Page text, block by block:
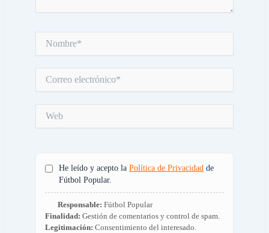
electrónico*
He leído y acepto laPolítica de Privacidad de
Fútbol Popular.
Responsable: Fútbol Popular
Finalidad: Gestión de comentarios y control de spam.
Legitimación: Consentimiento del interesado.